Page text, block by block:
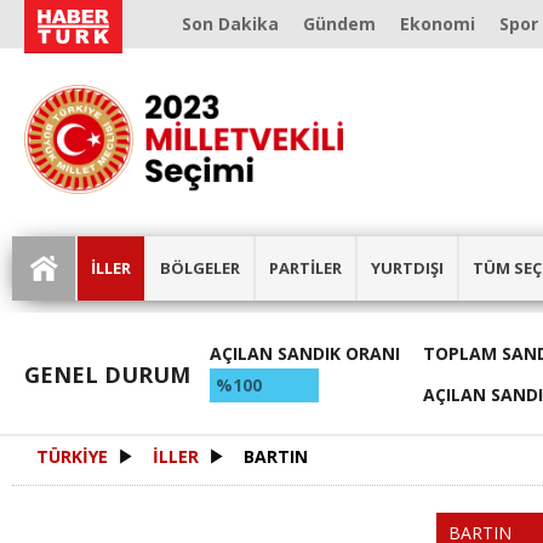
Son Dakika Gündem Ekonomi Spor
İLLER BÖLGELER PARTİLER YURTDIŞI TÜM
GENEL DURUM
AÇILAN SANDIK ORANI
%100
TOPLAM
AÇILAN
TÜRKİYE İLLER BARTIN
BARTIN